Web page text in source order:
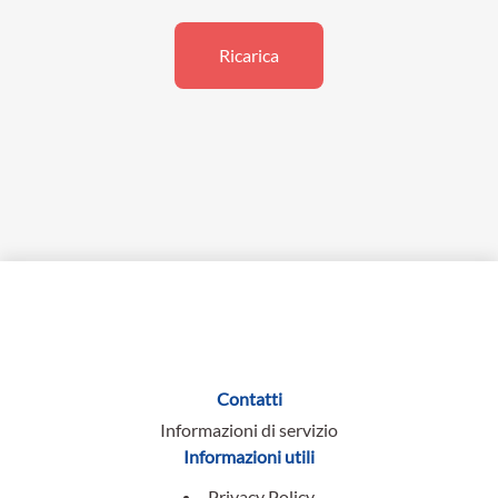
Ricarica
Contatti
Informazioni di servizio
Informazioni utili